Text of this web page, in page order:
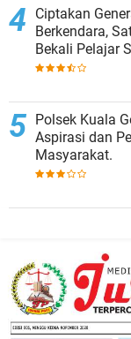
Ciptakan
Berkendara,
Bekali Pelajar
Polsek Kuala
Aspirasi dan
Masyarakat.